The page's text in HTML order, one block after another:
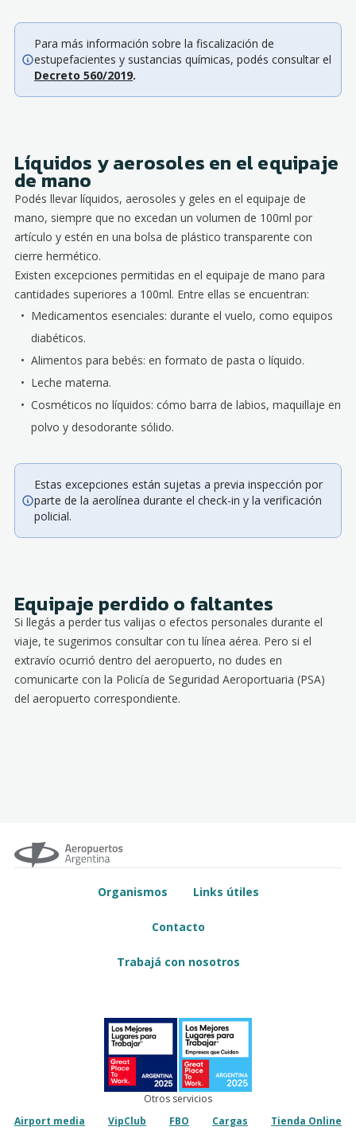
Para más información sobre la fiscalización de
estupefacientes y sustancias químicas, podés consultar el
Decreto 560/2019.
Líquidos y aerosoles en el equipaje
de mano
Podés llevar líquidos, aerosoles y geles en el equipaje de
mano, siempre que no excedan un volumen de 100ml por
artículo y estén en una bolsa de plástico transparente con
cierre hermético.
Existen excepciones permitidas en el equipaje de mano para
cantidades superiores a 100ml. Entre ellas se encuentran:
Medicamentos esenciales: durante el vuelo, como equipos
diabéticos.
Alimentos para bebés: en formato de pasta o líquido.
Leche materna.
Cosméticos no líquidos: cómo barra de labios, maquillaje en
polvo y desodorante sólido.
Estas excepciones están sujetas a previa inspección por
parte de la aerolínea durante el check-in y la verificación
policial.
Equipaje perdido o faltantes
Si llegás a perder tus valijas o efectos personales durante el
viaje, te sugerimos consultar con tu línea aérea. Pero si el
extravío ocurrió dentro del aeropuerto, no dudes en
comunicarte con la Policía de Seguridad Aeroportuaria (PSA)
del aeropuerto correspondiente.
Organismos Links útiles
Contacto
Trabajá con nosotros
Otros servicios
Airport media
VipClub FBO Cargas Tienda Online